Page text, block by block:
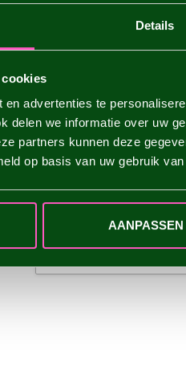
Details
advertenties te
delen we informatie over uw
partners kunnen deze
op basis van uw gebruik
AANPASSEN